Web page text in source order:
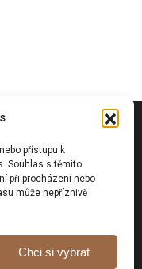
přístupu k
Souhlas s těmito
při procházení nebo
může nepříznivě
Chci si vybrat